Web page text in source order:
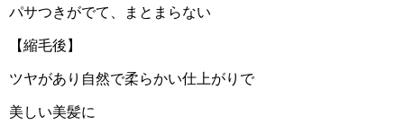
パサつきがでて、まとまらない
【縮毛後】
ツヤがあり自然で柔らかい仕上がりで
美しい美髪に